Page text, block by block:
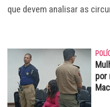
que devem analisar as
por